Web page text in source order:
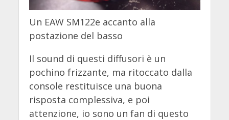
Un EAW SM122e accanto alla
postazione del basso
Il sound di questi diffusori è un
pochino frizzante, ma ritoccato dalla
console restituisce una buona
risposta complessiva, e poi
attenzione, io sono un fan di questo